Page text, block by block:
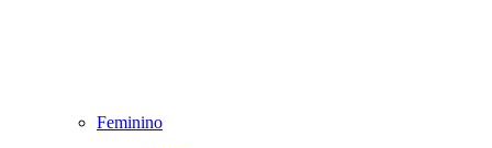
Feminino